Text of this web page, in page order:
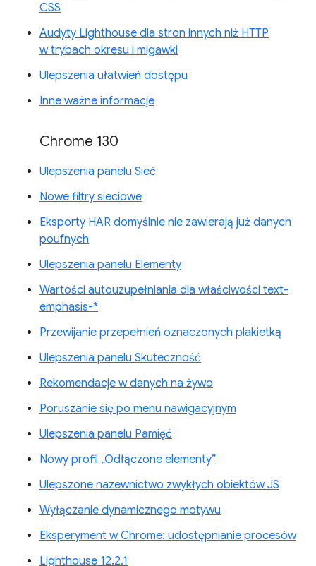
CSS
Audyty Lighthouse dla stron innych niż HTTP
w trybach okresu i migawki
Ulepszenia ułatwień dostępu
Inne ważne informacje
Chrome 130
Ulepszenia panelu Sieć
Nowe filtry sieciowe
Eksporty HAR domyślnie nie zawierają już danych
poufnych
Ulepszenia panelu Elementy
Wartości autouzupełniania dla właściwości text-
emphasis-*
Przewijanie przepełnień oznaczonych plakietką
Ulepszenia panelu Skuteczność
Rekomendacje w danych na żywo
Poruszanie się po menu nawigacyjnym
Ulepszenia panelu Pamięć
Nowy profil „Odłączone elementy”
Ulepszone nazewnictwo zwykłych obiektów JS
Wyłączanie dynamicznego motywu
Eksperyment w Chrome: udostępnianie procesów
Lighthouse 12.2.1